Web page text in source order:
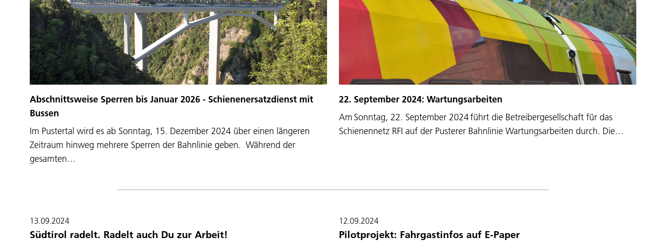
Abschnittsweise Sperren bis Januar 2026 - Schienenersatzdienst mit
Bussen
Im Pustertal wird es ab Sonntag, 15. Dezember 2024 über einen längeren
Zeitraum hinweg mehrere Sperren der Bahnlinie geben. Während der
gesamten…
22. September 2024: Wartungsarbeiten
Am Sonntag, 22. September 2024 führt die Betreibergesellschaft für das
Schienennetz RFI auf der Pusterer Bahnlinie Wartungsarbeiten durch. Die…
13.09.2024
Südtirol radelt. Radelt auch Du zur Arbeit!
12.09.2024
Pilotprojekt: Fahrgastinfos auf E-Paper